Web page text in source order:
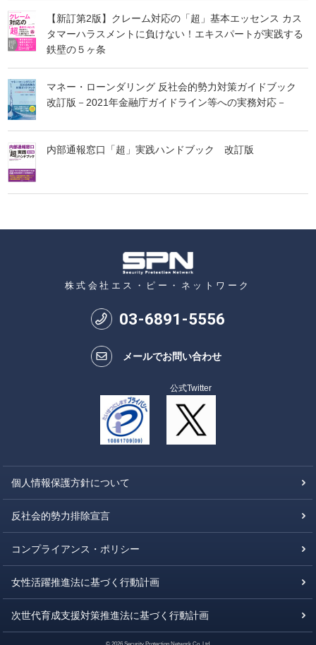
【新訂第2版】クレーム対応の「超」基本エッセンス カス
タマーハラスメントに負けない！エキスパートが実践する
鉄壁の５ヶ条
マネー・ローンダリング 反社会的勢力対策ガイドブック
改訂版－2021年金融庁ガイドライン等への実務対応－
内部通報窓口「超」実践ハンドブック 改訂版
株式会社エス・ピー・ネットワーク
03-6891-5556
メールでお問い合わせ
公式Twitter
個人情報保護方針について
反社会的勢力排除宣言
コンプライアンス・ポリシー
女性活躍推進法に基づく行動計画
次世代育成支援対策推進法に基づく行動計画
© 2026 Security Protection Network Co.,Ltd.